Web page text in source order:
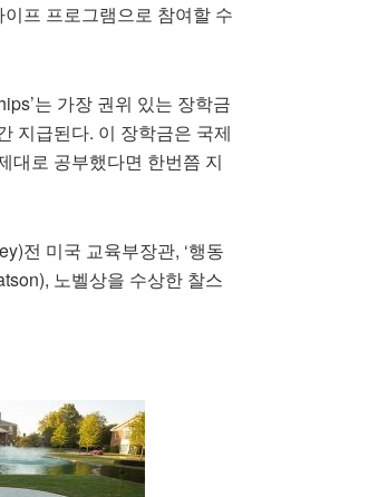
프 프로그램으로 참여할 수
는 가장 권위 있는 장학금
지급된다. 이 장학금은 국제
대로 공부했다면 한번쯤 지
전 미국 교육부장관, ‘행동
노벨상을 수상한 찰스